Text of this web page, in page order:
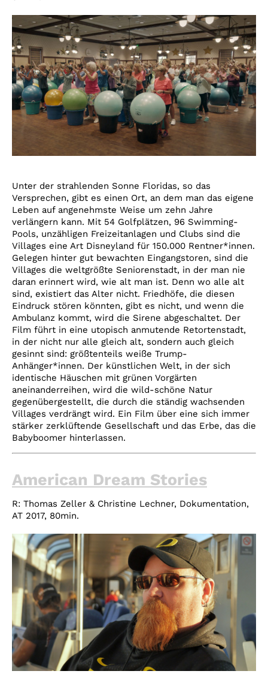
Unter der strahlenden Sonne Floridas, so das
Versprechen, gibt es einen Ort, an dem man das eigene
Leben auf angenehmste Weise um zehn Jahre
verlängern kann. Mit 54 Golfplätzen, 96 Swimming-
Pools, unzähligen Freizeitanlagen und Clubs sind die
Villages eine Art Disneyland für 150.000 Rentner*innen.
Gelegen hinter gut bewachten Eingangstoren, sind die
Villages die weltgrößte Seniorenstadt, in der man nie
daran erinnert wird, wie alt man ist. Denn wo alle alt
sind, existiert das Alter nicht. Friedhöfe, die diesen
Eindruck stören könnten, gibt es nicht, und wenn die
Ambulanz kommt, wird die Sirene abgeschaltet. Der
Film führt in eine utopisch anmutende Retortenstadt,
in der nicht nur alle gleich alt, sondern auch gleich
gesinnt sind: größtenteils weiße Trump-
Anhänger*innen. Der künstlichen Welt, in der sich
identische Häuschen mit grünen Vorgärten
aneinanderreihen, wird die wild-schöne Natur
gegenübergestellt, die durch die ständig wachsenden
Villages verdrängt wird. Ein Film über eine sich immer
stärker zerklüftende Gesellschaft und das Erbe, das die
Babyboomer hinterlassen.
American Dream Stories
R: Thomas Zeller & Christine Lechner, Dokumentation,
AT 2017, 80min.